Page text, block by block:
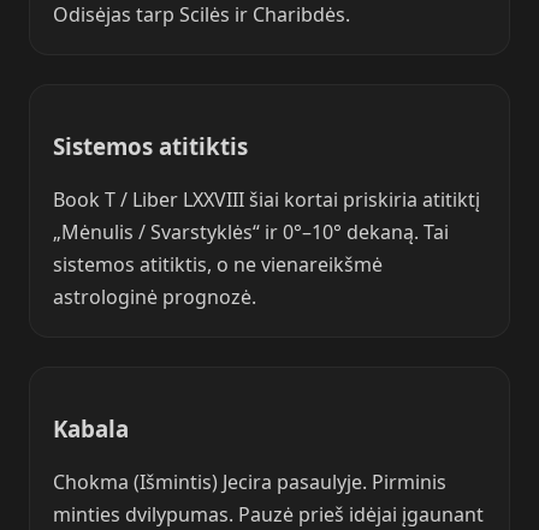
Odisėjas tarp Scilės ir Charibdės.
Sistemos atitiktis
Book T / Liber LXXVIII šiai kortai priskiria atitiktį
„Mėnulis / Svarstyklės“ ir 0°–10° dekaną. Tai
sistemos atitiktis, o ne vienareikšmė
astrologinė prognozė.
Kabala
Chokma (Išmintis) Jecira pasaulyje. Pirminis
minties dvilypumas. Pauzė prieš idėjai įgaunant